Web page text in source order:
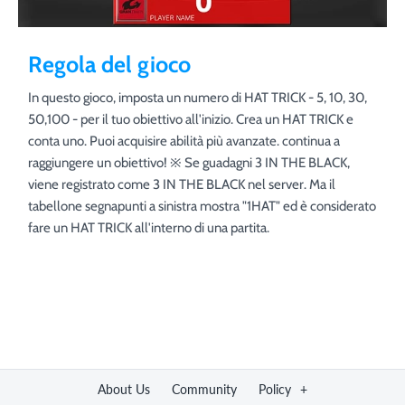
Regola del gioco
In questo gioco, imposta un numero di HAT TRICK - 5, 10, 30,
50,100 - per il tuo obiettivo all'inizio. Crea un HAT TRICK e
conta uno. Puoi acquisire abilità più avanzate. continua a
raggiungere un obiettivo! ※ Se guadagni 3 IN THE BLACK,
viene registrato come 3 IN THE BLACK nel server. Ma il
tabellone segnapunti a sinistra mostra "1HAT" ed è considerato
fare un HAT TRICK all'interno di una partita.
About Us Community Policy +